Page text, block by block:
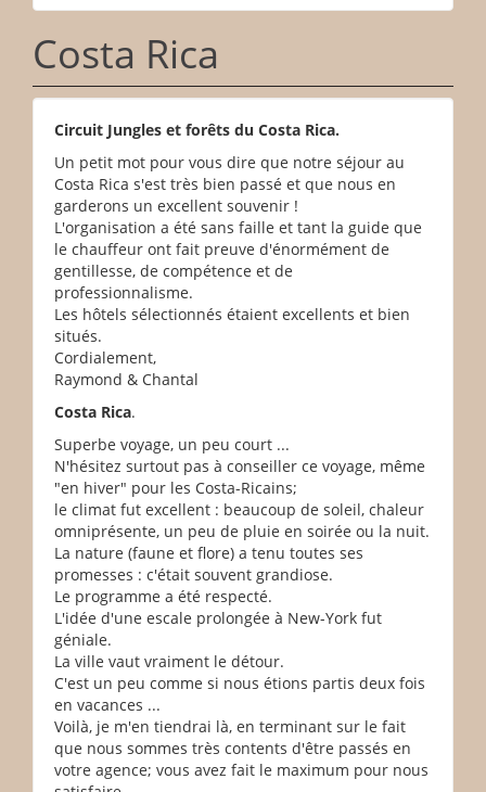
Costa Rica
Circuit Jungles et forêts du Costa Rica.
Un petit mot pour vous dire que notre séjour au
Costa Rica s'est très bien passé et que nous en
garderons un excellent souvenir !
L'organisation a été sans faille et tant la guide que
le chauffeur ont fait preuve d'énormément de
gentillesse, de compétence et de
professionnalisme.
Les hôtels sélectionnés étaient excellents et bien
situés.
Cordialement,
Raymond & Chantal
Costa Rica.
Superbe voyage, un peu court ...
N'hésitez surtout pas à conseiller ce voyage, même
"en hiver" pour les Costa-Ricains;
le climat fut excellent : beaucoup de soleil, chaleur
omniprésente, un peu de pluie en soirée ou la nuit.
La nature (faune et flore) a tenu toutes ses
promesses : c'était souvent grandiose.
Le programme a été respecté.
L'idée d'une escale prolongée à New-York fut
géniale.
La ville vaut vraiment le détour.
C'est un peu comme si nous étions partis deux fois
en vacances ...
Voilà, je m'en tiendrai là, en terminant sur le fait
que nous sommes très contents d'être passés en
votre agence; vous avez fait le maximum pour nous